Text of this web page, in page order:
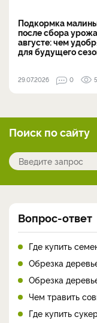
Подкормка
после сбора
августе: чем
для будущего
29.07.2026 0
Поиск по сайту
Вопрос-ответ
Где купить
Обрезка
Обрезка
Чем травить
Где купить